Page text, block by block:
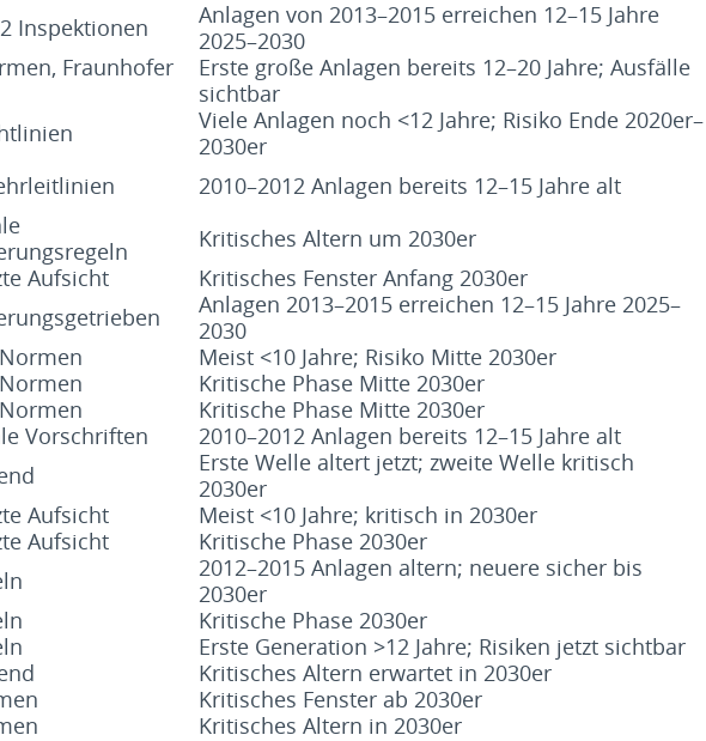
Inspektionen
Anlagen von 2013–2015 erreichen 12–15 Jahre
2025–2030
Fraunhofer
Erste große Anlagen bereits 12–20 Jahre; Ausfälle
sichtbar
Viele Anlagen noch <12 Jahre; Risiko Ende 2020er–
2030er
2010–2012 Anlagen bereits 12–15 Jahre alt
Kritisches Altern um 2030er
Aufsicht
Kritisches Fenster Anfang 2030er
Anlagen 2013–2015 erreichen 12–15 Jahre 2025–
2030
Meist <10 Jahre; Risiko Mitte 2030er
Kritische Phase Mitte 2030er
Kritische Phase Mitte 2030er
Vorschriften
2010–2012 Anlagen bereits 12–15 Jahre alt
Erste Welle altert jetzt; zweite Welle kritisch
2030er
Aufsicht
Meist <10 Jahre; kritisch in 2030er
Aufsicht
Kritische Phase 2030er
2012–2015 Anlagen altern; neuere sicher bis
2030er
Kritische Phase 2030er
Erste Generation >12 Jahre; Risiken jetzt sichtbar
Kritisches Altern erwartet in 2030er
Kritisches Fenster ab 2030er
Kritisches Altern in 2030er